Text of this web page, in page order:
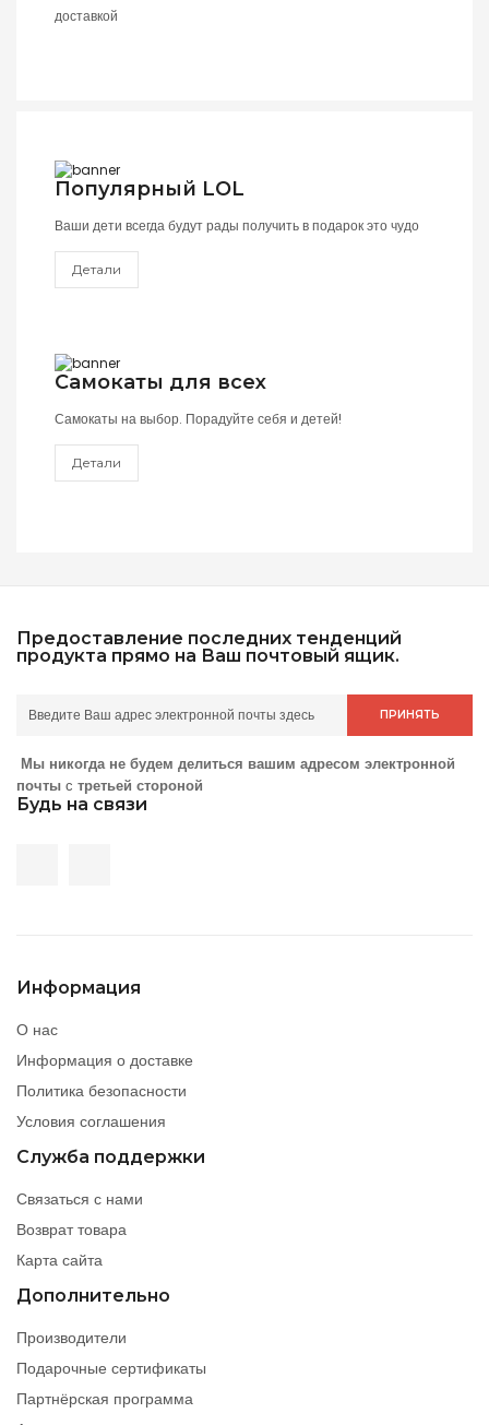
доставкой
Популярный LOL
Ваши дети всегда будут рады получить в подарок это чудо
Детали
Самокаты для всех
Самокаты на выбор. Порадуйте себя и детей!
Детали
Предоставление последних тенденций
продукта прямо на Ваш почтовый ящик.
ПРИНЯТЬ
Мы никогда не будем делиться вашим адресом электронной
почты с третьей стороной
Будь на связи
Информация
О нас
Информация о доставке
Политика безопасности
Условия соглашения
Служба поддержки
Связаться с нами
Возврат товара
Карта сайта
Дополнительно
Производители
Подарочные сертификаты
Партнёрская программа